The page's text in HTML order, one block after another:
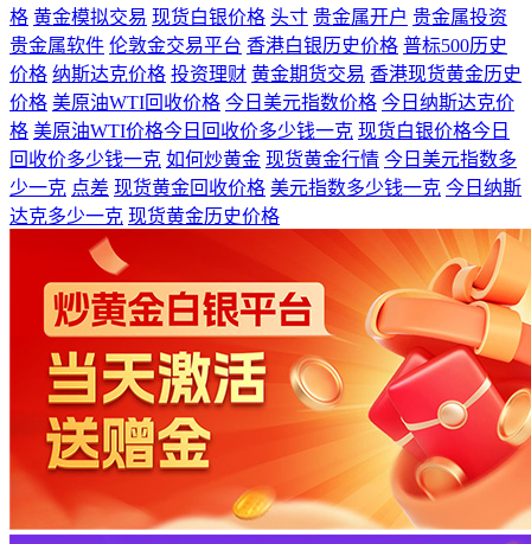
格 黄金模拟交易 现货白银价格 头寸 贵金属开户 贵金属投资
贵金属软件 伦敦金交易平台 香港白银历史价格 普标500历史
价格 纳斯达克价格 投资理财 黄金期货交易 香港现货黄金历史
价格 美原油WTI回收价格 今日美元指数价格 今日纳斯达克价
格 美原油WTI价格今日回收价多少钱一克 现货白银价格今日
回收价多少钱一克 如何炒黄金 现货黄金行情 今日美元指数多
少一克 点差 现货黄金回收价格 美元指数多少钱一克 今日纳斯
达克多少一克 现货黄金历史价格